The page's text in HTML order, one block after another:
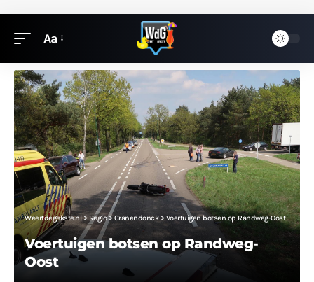
Aa
Weertdegekste.nl>Regio>Cranendonck> Voertuigen botsen op Randweg-Oost
Voertuigen botsen op Randweg-
Oost